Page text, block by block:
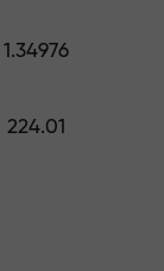
1.34976
224.01